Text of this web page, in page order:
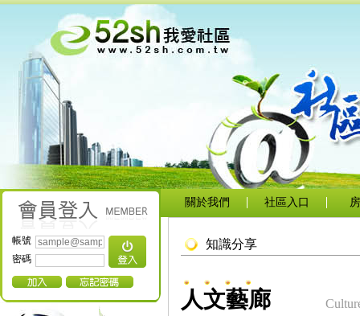
帳號
密碼
關於我們 社區入口
知識分享
人文藝廊